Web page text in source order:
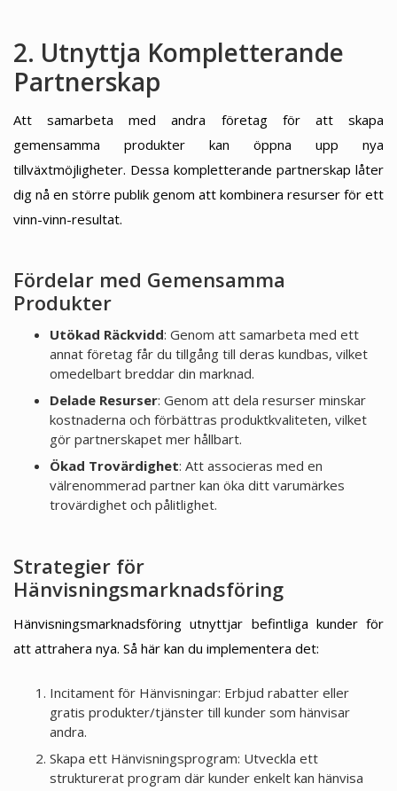
2. Utnyttja Kompletterande
Partnerskap
Att samarbeta med andra företag för att skapa
gemensamma produkter kan öppna upp nya
tillväxtmöjligheter. Dessa kompletterande partnerskap låter
dig nå en större publik genom att kombinera resurser för ett
vinn-vinn-resultat.
Fördelar med Gemensamma
Produkter
Utökad Räckvidd: Genom att samarbeta med ett
annat företag får du tillgång till deras kundbas, vilket
omedelbart breddar din marknad.
Delade Resurser: Genom att dela resurser minskar
kostnaderna och förbättras produktkvaliteten, vilket
gör partnerskapet mer hållbart.
Ökad Trovärdighet: Att associeras med en
välrenommerad partner kan öka ditt varumärkes
trovärdighet och pålitlighet.
Strategier för
Hänvisningsmarknadsföring
Hänvisningsmarknadsföring utnyttjar befintliga kunder för
att attrahera nya. Så här kan du implementera det:
Incitament för Hänvisningar: Erbjud rabatter eller
gratis produkter/tjänster till kunder som hänvisar
andra.
Skapa ett Hänvisningsprogram: Utveckla ett
strukturerat program där kunder enkelt kan hänvisa